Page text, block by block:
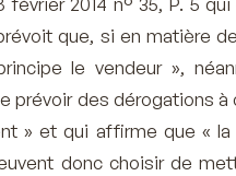
que, si en matière
le vendeur »,
prévoir des dérogations à
» et qui affirme que «
donc choisir de